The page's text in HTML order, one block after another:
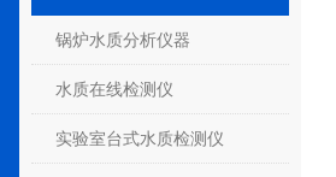
锅炉水质分析仪器
水质在线检测仪
实验室台式水质检测仪